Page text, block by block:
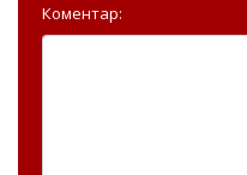
Коментар: